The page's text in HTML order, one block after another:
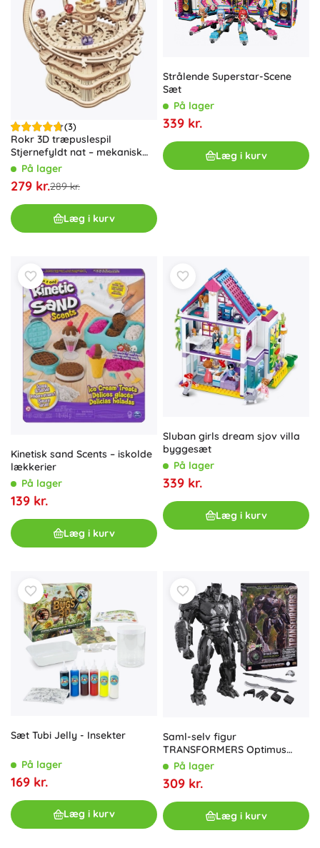
(3)
Rokr 3D træpuslespil
Stjernefyldt nat – mekanisk
planetarium med spilledåse
På lager
279 kr.289 kr.
Læg i kurv
Strålende Superstar-Scene
Sæt
På lager
339 kr.
Læg i kurv
Kinetisk sand Scents – iskolde
lækkerier
På lager
139 kr.
Læg i kurv
Sluban girls dream sjov villa
byggesæt
På lager
339 kr.
Læg i kurv
Sæt Tubi Jelly - Insekter
På lager
169 kr.
Læg i kurv
Saml-selv figur
TRANSFORMERS Optimus
Primal AMK 22 cm fra
HASBRO
På lager
309 kr.
Læg i kurv